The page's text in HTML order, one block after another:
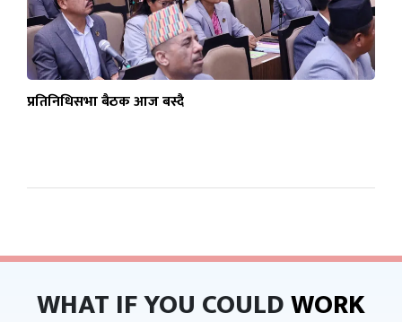
प्रतिनिधिसभा बैठक आज बस्दै
WHAT IF YOU COULDWORK